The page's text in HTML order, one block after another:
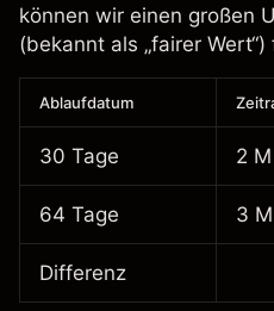
können wir einen großen
(bekannt als „fairer
Ablaufdatum
30 Tage 2 M
64 Tage 3 M
Differenz